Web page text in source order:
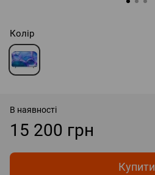
Колір
В наявності
15 200 грн
Купити